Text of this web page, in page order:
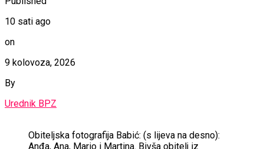
10 sati ago
on
9 kolovoza, 2026
By
Urednik BPZ
Obiteljska fotografija Babić: (s lijeva na desno):
Anđa, Ana, Mario i Martina. Bivša obitelj iz